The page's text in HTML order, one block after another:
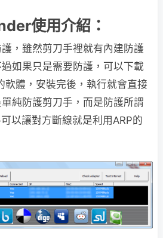
使用介紹：
，雖然剪刀手裡就有內建防護
如果只是需要防護，可以下載
體，安裝完後，執行就會直接
純防護剪刀手，而是防護所謂
以讓對方斷線就是利用ARP的